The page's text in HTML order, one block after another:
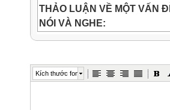
THẢO LUẬN VỀ MỘT VẤN
NÓI VÀ NGHE:
Khi đã xác định được ĐIỂM
qua video, em hãy thực
Kích thước font